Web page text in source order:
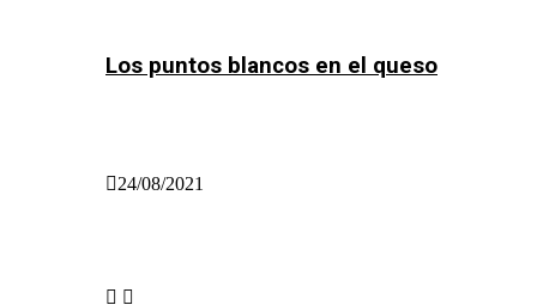
Los puntos blancos en el queso
24/08/2021